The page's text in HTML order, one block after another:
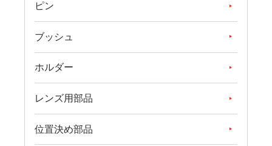
ピン
ブッシュ
ホルダー
レンズ用部品
位置決め部品